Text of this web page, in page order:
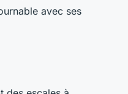
avec ses